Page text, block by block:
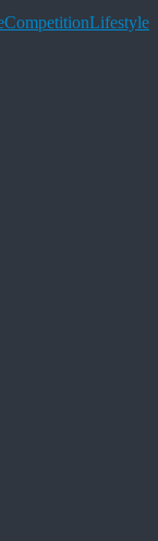
CompetitionLifestyle